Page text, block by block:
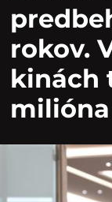
rokov.
kinách